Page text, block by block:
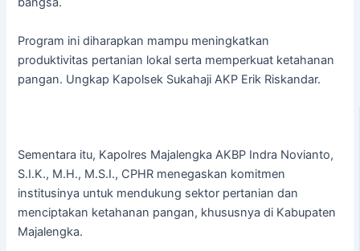
Program ini diharapkan mampu meningkatkan
produktivitas pertanian lokal serta memperkuat ketahanan
pangan. Ungkap Kapolsek Sukahaji AKP Erik Riskandar.
Sementara itu, Kapolres Majalengka AKBP Indra Novianto,
S.I.K., M.H., M.S.I., CPHR menegaskan komitmen
institusinya untuk mendukung sektor pertanian dan
menciptakan ketahanan pangan, khususnya di Kabupaten
Majalengka.